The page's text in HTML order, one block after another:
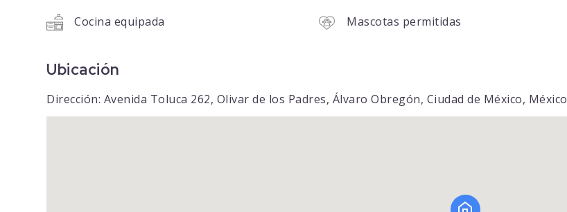
Cocina equipada Mascotas permitidas
Ubicación
Dirección: Avenida Toluca 262, Olivar de los Padres, Álvaro Obregón, Ciudad de México, México